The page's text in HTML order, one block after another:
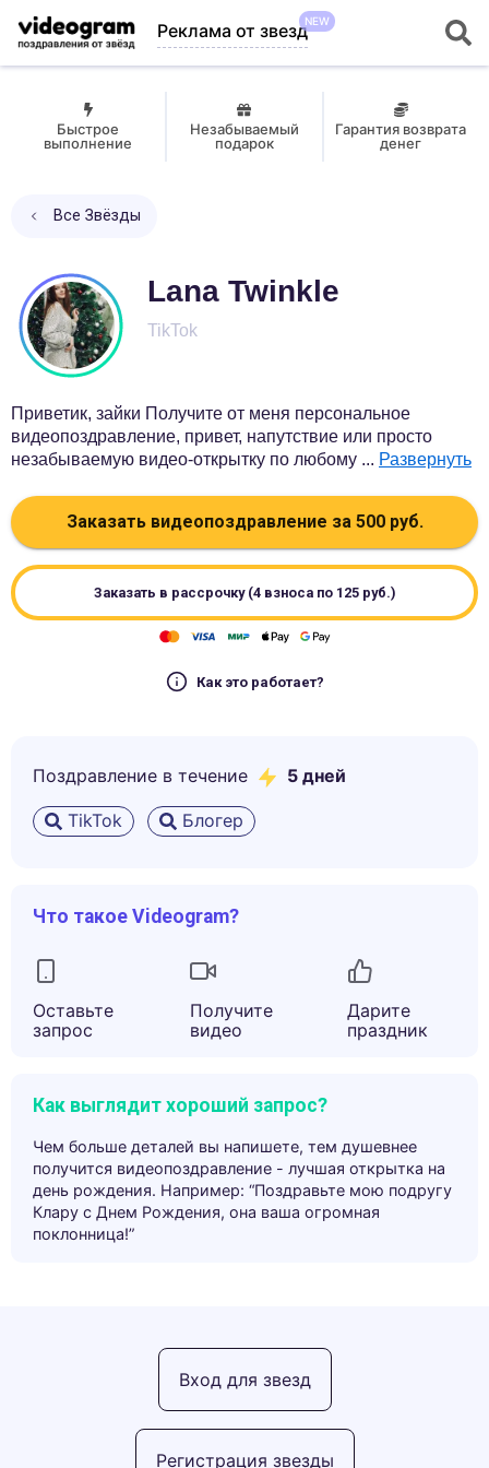
Реклама от звездNEW
Быстрое
выполнение
Незабываемый
подарок
Гарантия возврата
денег
Все Звёзды
Lana Twinkle
TikTok
Приветик, зайки Получите от меня персональное
видеопоздравление, привет, напутствие или просто
незабываемую видео-открытку по любому ... Развернуть
Заказать видеопоздравление за 500руб.
Заказать в рассрочку (4 взноса по 125руб.)
Как это работает?
Поздравление в течение 5 дней
TikTok Блогер
Что такое Videogram?
Оставьте
запрос
Получите
видео
Дарите
праздник
Как выглядит хороший запрос?
Чем больше деталей вы напишете, тем душевнее
получится видеопоздравление - лучшая открытка на
день рождения. Например: “Поздравьте мою подругу
Клару с Днем Рождения, она ваша огромная
поклонница!”
Регистрация звезды
Вход для звезд